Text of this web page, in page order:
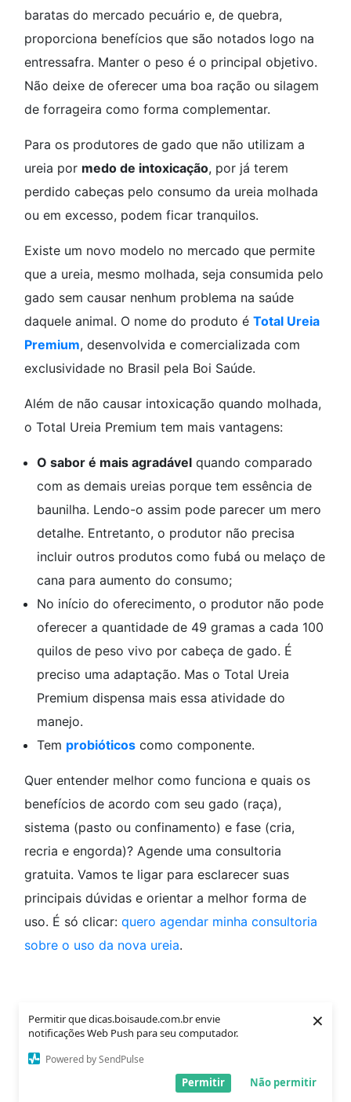
Permitir que dicas.boisaude.com.br envie
notificações Web Push para seu computador.
Powered by SendPulse
Não permitir
Permitir
×
baratas do mercado pecuário e, de quebra,
proporciona benefícios que são notados logo na
entressafra. Manter o peso é o principal objetivo.
Não deixe de oferecer uma boa ração ou silagem
de forrageira como forma complementar.
Para os produtores de gado que não utilizam a
ureia por medo de intoxicação, por já terem
perdido cabeças pelo consumo da ureia molhada
ou em excesso, podem ficar tranquilos.
Existe um novo modelo no mercado que permite
que a ureia, mesmo molhada, seja consumida pelo
gado sem causar nenhum problema na saúde
daquele animal. O nome do produto é Total Ureia
Premium, desenvolvida e comercializada com
exclusividade no Brasil pela Boi Saúde.
Além de não causar intoxicação quando molhada,
o Total Ureia Premium tem mais vantagens:
O sabor é mais agradável quando comparado
com as demais ureias porque tem essência de
baunilha. Lendo-o assim pode parecer um mero
detalhe. Entretanto, o produtor não precisa
incluir outros produtos como fubá ou melaço de
cana para aumento do consumo;
No início do oferecimento, o produtor não pode
oferecer a quantidade de 49 gramas a cada 100
quilos de peso vivo por cabeça de gado. É
preciso uma adaptação. Mas o Total Ureia
Premium dispensa mais essa atividade do
manejo.
Tem probióticos como componente.
Quer entender melhor como funciona e quais os
benefícios de acordo com seu gado (raça),
sistema (pasto ou confinamento) e fase (cria,
recria e engorda)? Agende uma consultoria
gratuita. Vamos te ligar para esclarecer suas
principais dúvidas e orientar a melhor forma de
uso. É só clicar: quero agendar minha consultoria
sobre o uso da nova ureia.
Ureia pecuária comum
Mas se você preferir continuar com a ureia
pecuária comum, foque nos cuidados. Em primeiro
lugar, tenha cobertura no cocho e proteção nas